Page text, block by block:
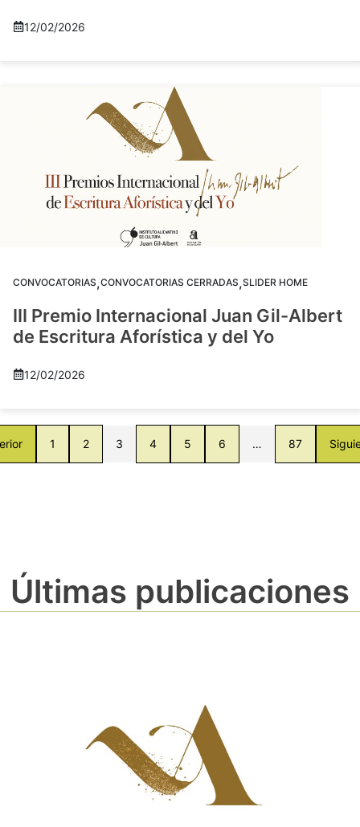
12/02/2026
CONVOCATORIAS,CONVOCATORIAS CERRADAS,SLIDER HOME
III Premio Internacional Juan Gil-Albert
de Escritura Aforística y del Yo
12/02/2026
1 2 3 4 5 6 … 87
Últimas publicaciones